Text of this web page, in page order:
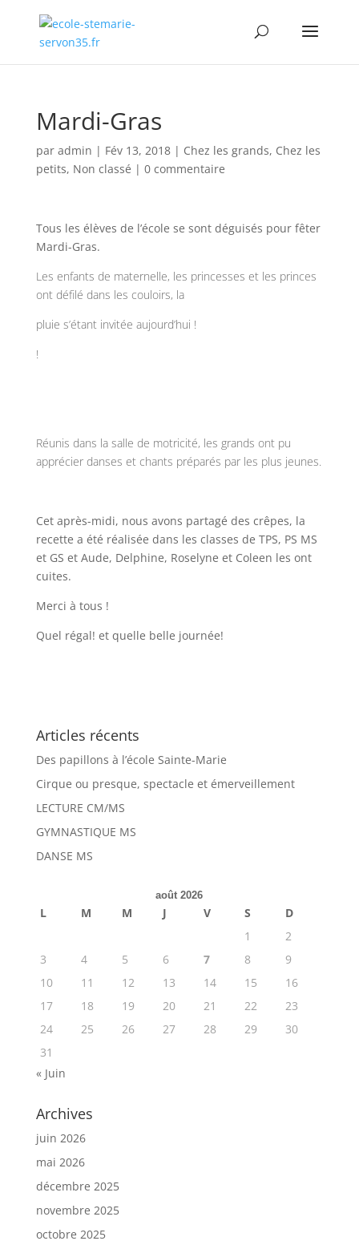
Mardi-Gras
par admin | Fév 13, 2018| Chez les grands, Chez les
petits, Non classé | 0 commentaire
Tous les élèves de l’école se sont déguisés pour fêter
Mardi-Gras.
Les enfants de maternelle, les princesses et les princes
ont défilé dans les couloirs, la
pluie s’étant invitée aujourd’hui !
!
Réunis dans la salle de motricité, les grands ont pu
apprécier danses et chants préparés par les plus jeunes.
Cet après-midi, nous avons partagé des crêpes, la
recette a été réalisée dans les classes de TPS, PS MS
et GS et Aude, Delphine, Roselyne et Coleen les ont
cuites.
Merci à tous !
Quel régal! et quelle belle journée!
Articles récents
Des papillons à l’école Sainte-Marie
Cirque ou presque, spectacle et émerveillement
LECTURE CM/MS
GYMNASTIQUE MS
DANSE MS
août 2026
L M M J V S
D
1
2
3
4 5 6 7 8
9
10
11 12 13 14 15
16
17
18 19 20 21 22
23
24
25 26 27 28 29
30
31
« Juin
Archives
juin 2026
mai 2026
décembre 2025
novembre 2025
octobre 2025